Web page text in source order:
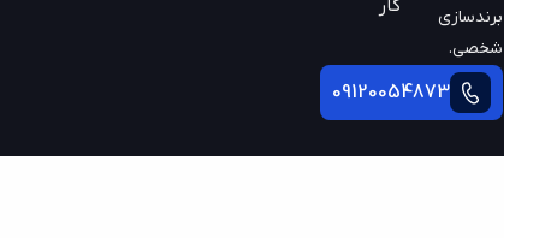
برندسازی
شخصی.
09120054873